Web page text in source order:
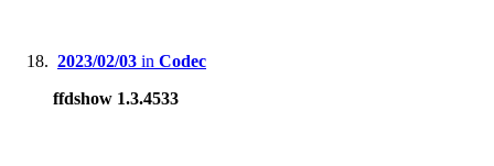
2023/02/03 in Codec
ffdshow 1.3.4533